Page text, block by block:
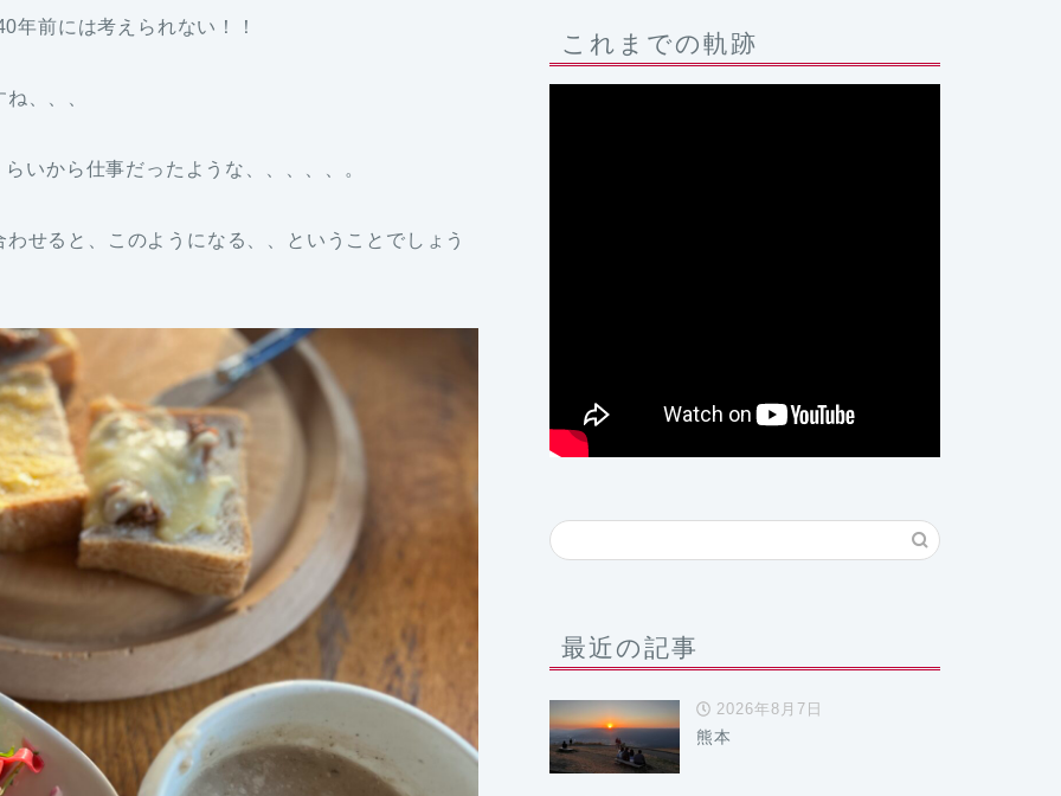
年前には考えられない！！
、、、
いから仕事だったような、、、、、。
せると、このようになる、、ということでしょう
これまでの軌跡
最近の記事
2026年8月7日
熊本